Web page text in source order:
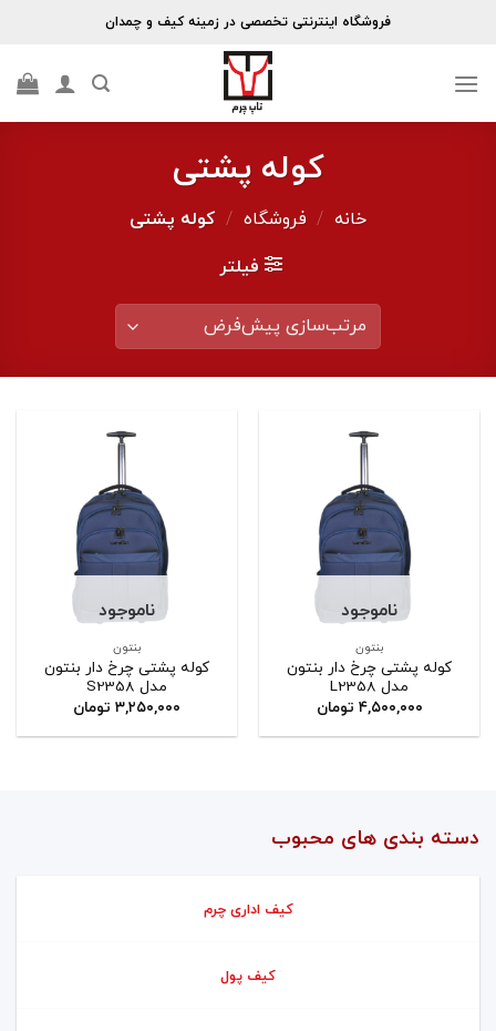
فروشگاه اینترنتی تخصصی در زمینه کیف و چمدان
کوله پشتی
خانه / فروشگاه / کوله پشتی
فیلتر
ناموجود
بنتون
کوله پشتی چرخ دار بنتون
مدل L2358
۴,۵۰۰,۰۰۰ تومان
ناموجود
بنتون
کوله پشتی چرخ دار بنتون
مدل S2358
۳,۲۵۰,۰۰۰ تومان
دسته بندی های محبوب
کیف اداری چرم
کیف پول